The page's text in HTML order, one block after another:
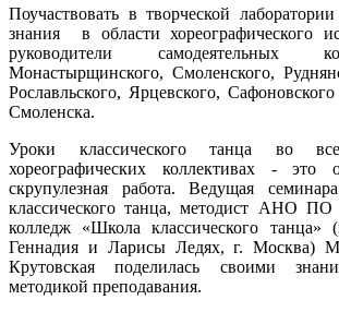
Поучаствовать в творческой
знания в области хореографического
руководители самодеятельных
Монастырщинского, Смоленского,
Рославльского, Ярцевского,
Смоленска.
Уроки классического танца во
хореографических коллективах - это
скрупулезная работа. Ведущая
классического танца, методист АНО ПО
колледж «Школа классического танца»
Геннадия и Ларисы Ледях, г. Москва)
Крутовская поделилась своими
методикой преподавания.